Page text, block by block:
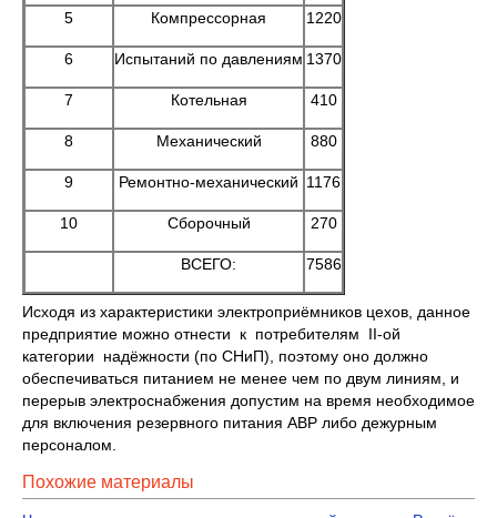
5 Компрессорная 1220
6 Испытаний по давлениям 1370
7 Котельная 410
8 Механический 880
9 Ремонтно-механический 1176
10 Сборочный 270
ВСЕГО: 7586
Исходя из характеристики электроприёмников цехов, данное
предприятие можно отнести к потребителям II-ой
категории надёжности (по СНиП), поэтому оно должно
обеспечиваться питанием не менее чем по двум линиям, и
перерыв электроснабжения допустим на время необходимое
для включения резервного питания АВР либо дежурным
персоналом.
Похожие материалы